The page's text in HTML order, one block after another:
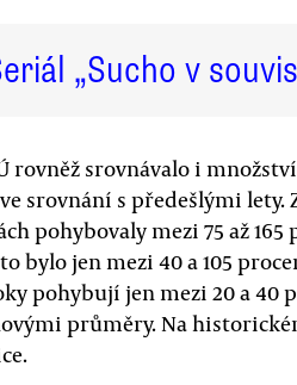
„Sucho v
rovněž srovnávalo i
srovnání s předešlými
pohybovaly mezi 75 až
bylo jen mezi 40 a 105
pohybují jen mezi 20 a 40
průměry. Na